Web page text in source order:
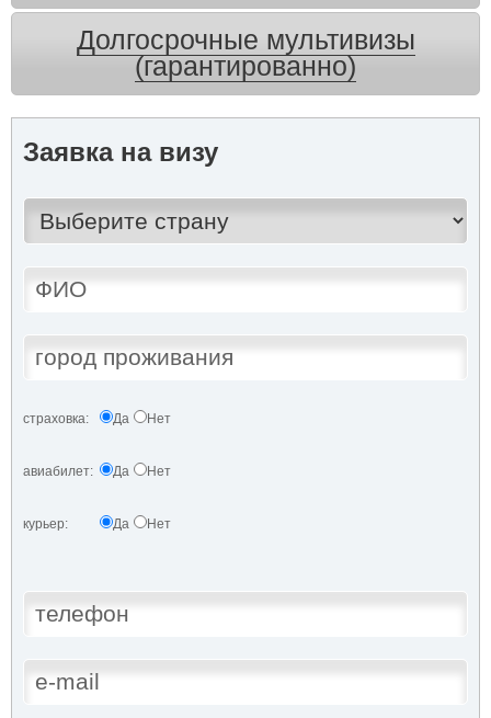
Долгосрочные мультивизы
(гарантированно)
Заявка на визу
страховка: Да Нет
авиабилет: Да Нет
курьер: Да Нет